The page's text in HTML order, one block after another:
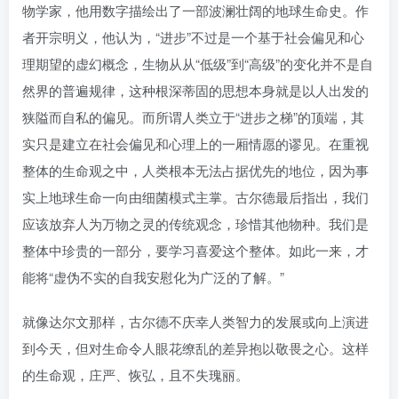
物学家，他用数字描绘出了一部波澜壮阔的地球生命史。作
者开宗明义，他认为，“进步”不过是一个基于社会偏见和心
理期望的虚幻概念，生物从从“低级”到“高级”的变化并不是自
然界的普遍规律，这种根深蒂固的思想本身就是以人出发的
狭隘而自私的偏见。而所谓人类立于“进步之梯”的顶端，其
实只是建立在社会偏见和心理上的一厢情愿的谬见。在重视
整体的生命观之中，人类根本无法占据优先的地位，因为事
实上地球生命一向由细菌模式主掌。古尔德最后指出，我们
应该放弃人为万物之灵的传统观念，珍惜其他物种。我们是
整体中珍贵的一部分，要学习喜爱这个整体。如此一来，才
能将“虚伪不实的自我安慰化为广泛的了解。”
就像达尔文那样，古尔德不庆幸人类智力的发展或向上演进
到今天，但对生命令人眼花缭乱的差异抱以敬畏之心。这样
的生命观，庄严、恢弘，且不失瑰丽。